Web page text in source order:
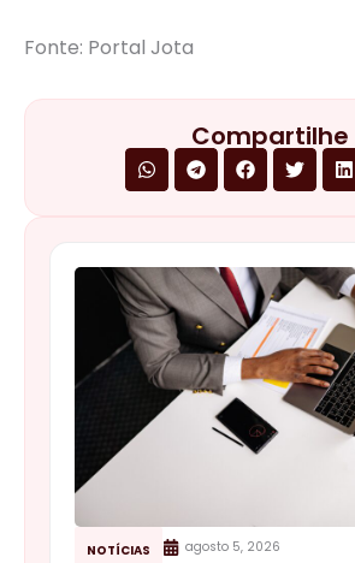
NOTÍCIAS agosto 5, 2026
Fonte: Portal Jota
Compartilhe